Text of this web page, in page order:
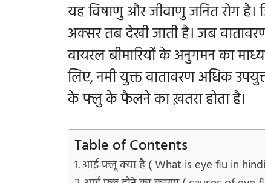
यह विषाणु और जीवाणु जनित रोग
अक्सर तब देखी जाती है। जब
वायरल बीमारियों के अनुगमन का
लिए, नमी युक्त वातावरण अधिक
के फ्लु के फैलने का ख़तरा होता है।
Table of Contents
आई फ्लू क्या है ( What is eye flu in